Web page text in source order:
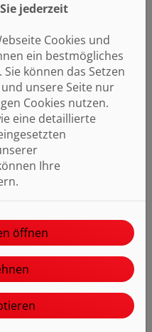
jederzeit
Cookies und
ein bestmögliches
können das Setzen
unsere Seite nur
Cookies nutzen.
eine detaillierte
Ihre
öffnen